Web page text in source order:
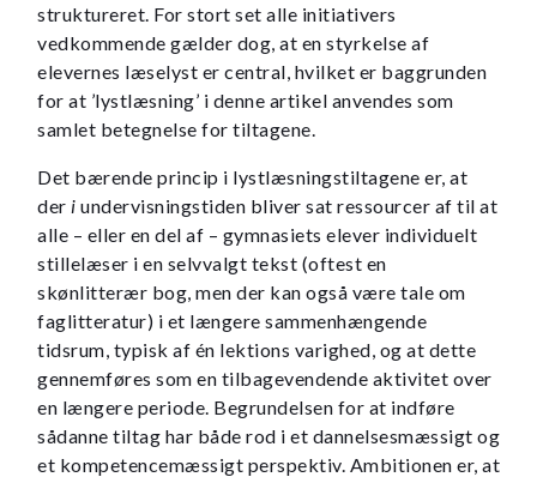
struktureret. For stort set alle initiativers
vedkommende gælder dog, at en styrkelse af
elevernes læselyst er central, hvilket er baggrunden
for at ’lystlæsning’ i denne artikel anvendes som
samlet betegnelse for tiltagene.
Det bærende princip i lystlæsningstiltagene er, at
der i undervisningstiden bliver sat ressourcer af til at
alle – eller en del af – gymnasiets elever individuelt
stillelæser i en selvvalgt tekst (oftest en
skønlitterær bog, men der kan også være tale om
faglitteratur) i et længere sammenhængende
tidsrum, typisk af én lektions varighed, og at dette
gennemføres som en tilbagevendende aktivitet over
en længere periode. Begrundelsen for at indføre
sådanne tiltag har både rod i et dannelsesmæssigt og
et kompetencemæssigt perspektiv. Ambitionen er, at